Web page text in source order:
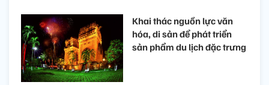
Khai thác nguồn lực văn
hóa, di sản để phát triển
sản phẩm du lịch đặc trưng